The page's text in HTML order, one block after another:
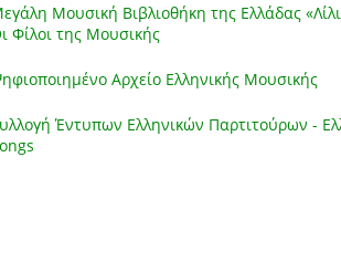
Μουσική Βιβλιοθήκη της Ελλάδας
Φίλοι της Μουσικής
Αρχείο Ελληνικής Μουσικής
Έντυπων Ελληνικών Παρτιτούρων -